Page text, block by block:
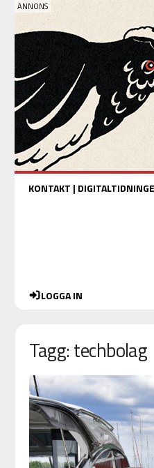
KONTAKT |
LOGGA IN
Tagg: techbolag